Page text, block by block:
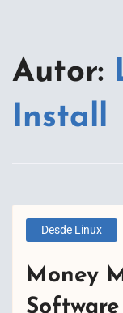
Autor:
Install
Desde Linux
Money